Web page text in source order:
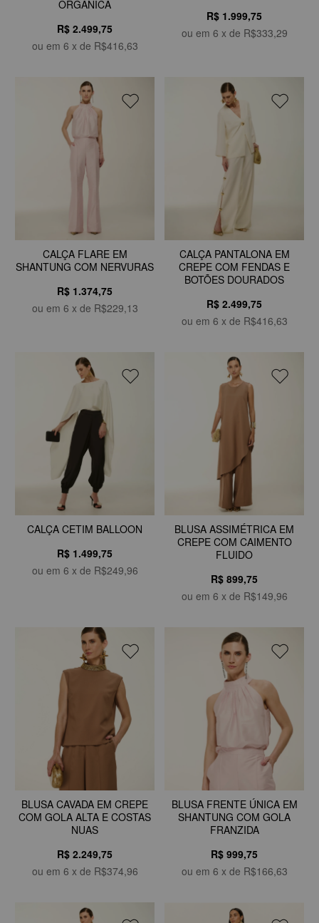
ORGÂNICA
R$ 2.499,75
ou em 6 x de R$416,63
R$ 1.999,75
ou em 6 x de R$333,29
CALÇA FLARE EM
SHANTUNG COM NERVURAS
R$ 1.374,75
ou em 6 x de R$229,13
CALÇA PANTALONA EM
CREPE COM FENDAS E
BOTÕES DOURADOS
R$ 2.499,75
ou em 6 x de R$416,63
CALÇA CETIM BALLOON
R$ 1.499,75
ou em 6 x de R$249,96
BLUSA ASSIMÉTRICA EM
CREPE COM CAIMENTO
FLUIDO
R$ 899,75
ou em 6 x de R$149,96
BLUSA CAVADA EM CREPE
COM GOLA ALTA E COSTAS
NUAS
R$ 2.249,75
ou em 6 x de R$374,96
BLUSA FRENTE ÚNICA EM
SHANTUNG COM GOLA
FRANZIDA
R$ 999,75
ou em 6 x de R$166,63